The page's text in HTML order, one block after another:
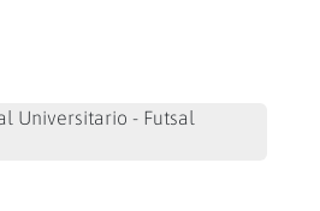
Universitario - Futsal